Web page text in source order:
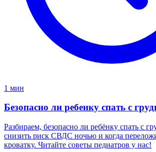
1 мин
Безопасно ли ребенку спать с
Разбираем, безопасно ли ребёнку спать с
снизить риск СВДС ночью и когда
кроватку. Читайте советы педиатров у нас!